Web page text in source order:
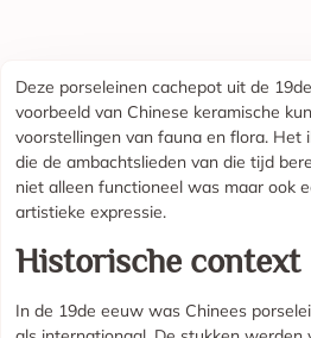
Deze porseleinen cachepot uit de
voorbeeld van Chinese keramische
voorstellingen van fauna en flora. Het
die de ambachtslieden van die tijd
niet alleen functioneel was maar ook
artistieke expressie.
Historische context
In de 19de eeuw was Chinees